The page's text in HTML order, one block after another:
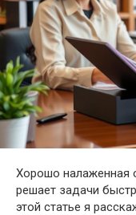
Хорошо налаженная
решает задачи
этой статье я